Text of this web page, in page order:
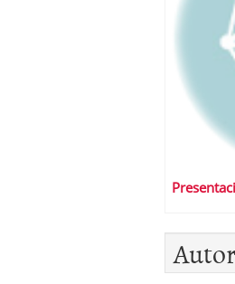
Autor